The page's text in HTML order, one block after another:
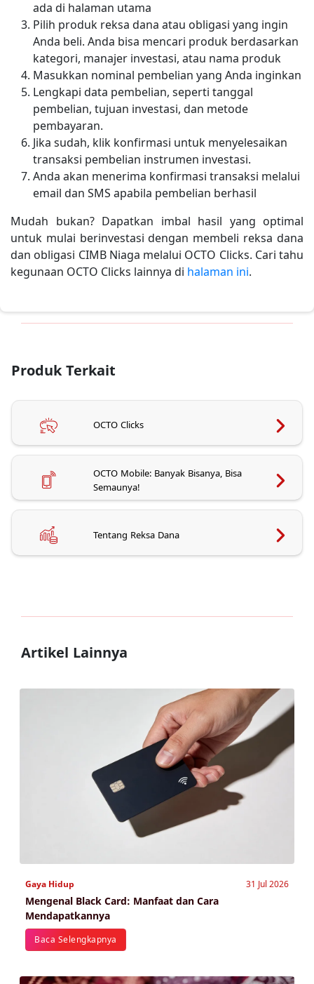
ada di halaman utama
Pilih produk reksa dana atau obligasi yang ingin
Anda beli. Anda bisa mencari produk berdasarkan
kategori, manajer investasi, atau nama produk
Masukkan nominal pembelian yang Anda inginkan
Lengkapi data pembelian, seperti tanggal
pembelian, tujuan investasi, dan metode
pembayaran.
Jika sudah, klik konfirmasi untuk menyelesaikan
transaksi pembelian instrumen investasi.
Anda akan menerima konfirmasi transaksi melalui
email dan SMS apabila pembelian berhasil
Mudah bukan? Dapatkan imbal hasil yang optimal
untuk mulai berinvestasi dengan membeli reksa dana
dan obligasi CIMB Niaga melalui OCTO Clicks. Cari tahu
kegunaan OCTO Clicks lainnya di halaman ini.
Produk Terkait
OCTO Clicks
OCTO Mobile: Banyak Bisanya, Bisa
Semaunya!
Tentang Reksa Dana
Artikel Lainnya
Gaya Hidup 31 Jul 2026
Mengenal Black Card: Manfaat dan Cara
Mendapatkannya
Baca Selengkapnya